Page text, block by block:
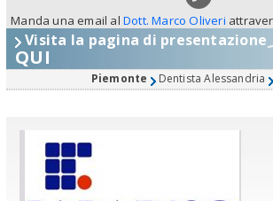
Manda una email alDott. Marco Oliveri
Visita la pagina di presentazione
QUI
Piemonte Dentista Alessandria